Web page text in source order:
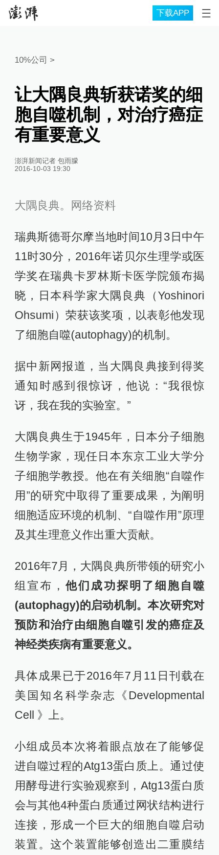
下载APP
10%公司 >
让大隅良典斩获诺奖的细
胞自噬机制，对治疗癌症
有重要意义
澎湃新闻记者 包雨朦
2016-10-03 19:30
大隅良典。网络资料
瑞典斯德哥尔摩当地时间10月3日中午
11时30分，2016年诺贝尔生理学或医
学奖在瑞典卡罗林斯卡医学院颁布揭
晓，日本科学家大隅良典（Yoshinori
Ohsumi）荣获该奖项，以表彰他发现
了细胞自噬(autophagy)的机制。
据中新网报道，当大隅良典接到得奖
通知时感到很惊讶，他说：“我很惊
讶，我在我的实验室。”
大隅良典生于1945年，日本分子细胞
生物学家，现任日本东京工业大学分
子细胞学教授。他在有关细胞“自噬作
用”的研究中取得了重要成果，为阐明
细胞适应环境的机制、“自噬作用”原理
及其生理意义作出重大贡献。
2016年7月，大隅良典所带领的研究小
组宣布，他们成功探明了细胞自噬
(autophagy)的启动机制。本次研究对
预防和治疗由细胞自噬引发的癌症及
神经类疾病有重要意义。
具体成果已于2016年7月11日刊载在
美国知名科学杂志《Developmental
Cell 》上。
小组成员本次将着眼点放在了能够促
进自噬过程的Atg13蛋白质上。通过使
用酵母进行实验观察到，Atg13蛋白质
会与其他4种蛋白质通过网状结构进行
连接，形成一个巨大的细胞自噬启动
装置。这个装置能够创造出二重膜结